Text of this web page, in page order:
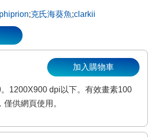
;克氏海葵魚;clarkii
1200X900 dpi以下。有效畫素100
供網頁使用。
加入購物車